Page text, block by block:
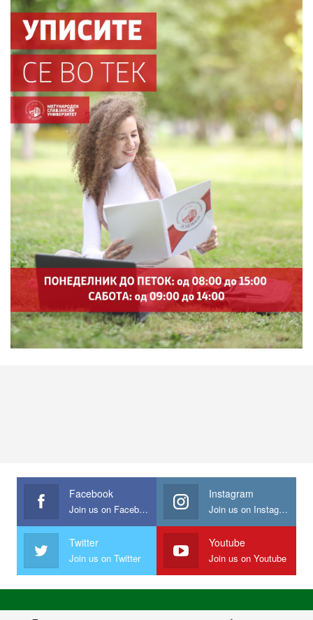
Facebook
Join us on Facebook
Instagram
Join us on Instagram
Twitter
Join us on Twitter
Youtube
Join us on Youtube